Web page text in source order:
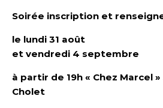
Soirée inscription et
le lundi 31 août
et vendredi 4 septembre
à partir de 19h « Chez Marcel »
Cholet